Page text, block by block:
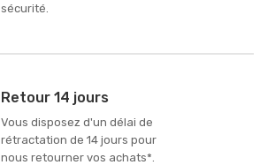
sécurité.
Retour 14 jours
Vous disposez d'un délai de
rétractation de 14 jours pour
nous retourner vos achats*.